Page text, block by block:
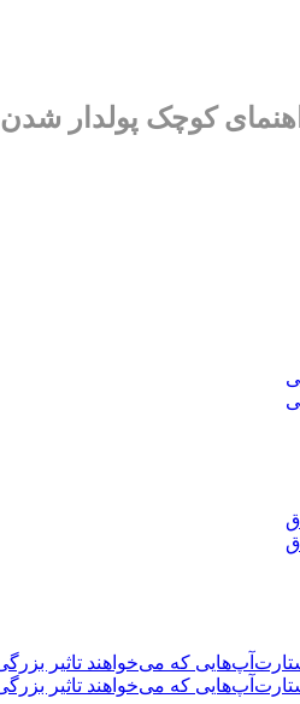
کوچک پولدار شدن